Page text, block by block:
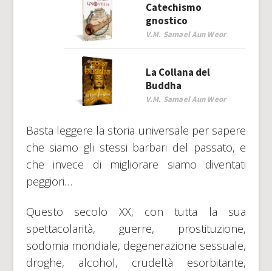
Catechismo
gnostico
V.M. Samael Aun Weor
La Collana del
Buddha
V.M. Samael Aun Weor
Basta leggere la storia universale per sapere
che siamo gli stessi barbari del passato, e
che invece di migliorare siamo diventati
peggiori…
Questo secolo XX, con tutta la sua
spettacolarità, guerre, prostituzione,
sodomia mondiale, degenerazione sessuale,
droghe, alcohol, crudeltà esorbitante,